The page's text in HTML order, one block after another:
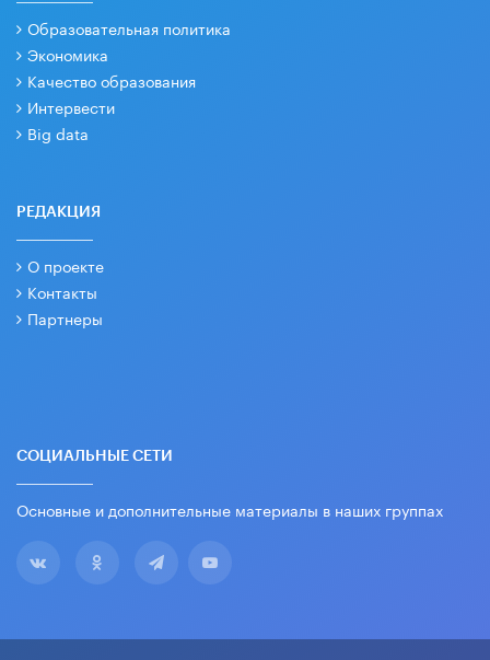
Образовательная политика
Экономика
Качество образования
Интервести
Big data
РЕДАКЦИЯ
О проекте
Контакты
Партнеры
СОЦИАЛЬНЫЕ СЕТИ
Основные и дополнительные материалы в наших группах